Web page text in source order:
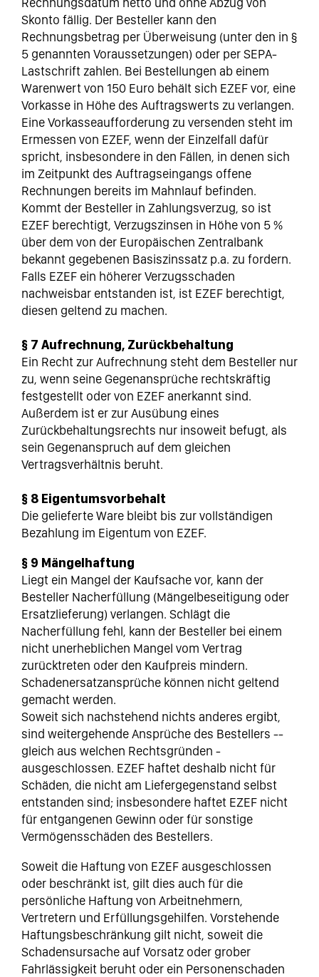
Skonto fällig. Der Besteller kann den
Rechnungsbetrag per Überweisung (unter den in §
5 genannten Voraussetzungen) oder per SEPA-
Lastschrift zahlen. Bei Bestellungen ab einem
Warenwert von 150 Euro behält sich EZEF vor, eine
Vorkasse in Höhe des Auftragswerts zu verlangen.
Eine Vorkasseaufforderung zu versenden steht im
Ermessen von EZEF, wenn der Einzelfall dafür
spricht, insbesondere in den Fällen, in denen sich
im Zeitpunkt des Auftragseingangs offene
Rechnungen bereits im Mahnlauf befinden.
Kommt der Besteller in Zahlungsverzug, so ist
EZEF berechtigt, Verzugszinsen in Höhe von 5 %
über dem von der Europäischen Zentralbank
bekannt gegebenen Basiszinssatz p.a. zu fordern.
Falls EZEF ein höherer Verzugsschaden
nachweisbar entstanden ist, ist EZEF berechtigt,
diesen geltend zu machen.
§ 7 Aufrechnung, Zurückbehaltung
Ein Recht zur Aufrechnung steht dem Besteller nur
zu, wenn seine Gegenansprüche rechtskräftig
festgestellt oder von EZEF anerkannt sind.
Außerdem ist er zur Ausübung eines
Zurückbehaltungsrechts nur insoweit befugt, als
sein Gegenanspruch auf dem gleichen
Vertragsverhältnis beruht.
§ 8 Eigentumsvorbehalt
Die gelieferte Ware bleibt bis zur vollständigen
Bezahlung im Eigentum von EZEF.
§ 9 Mängelhaftung
Liegt ein Mangel der Kaufsache vor, kann der
Besteller Nacherfüllung (Mängelbeseitigung oder
Ersatzlieferung) verlangen. Schlägt die
Nacherfüllung fehl, kann der Besteller bei einem
nicht unerheblichen Mangel vom Vertrag
zurücktreten oder den Kaufpreis mindern.
Schadenersatzansprüche können nicht geltend
gemacht werden.
Soweit sich nachstehend nichts anderes ergibt,
sind weitergehende Ansprüche des Bestellers --
gleich aus welchen Rechtsgründen -
ausgeschlossen. EZEF haftet deshalb nicht für
Schäden, die nicht am Liefergegenstand selbst
entstanden sind; insbesondere haftet EZEF nicht
für entgangenen Gewinn oder für sonstige
Vermögensschäden des Bestellers.
Soweit die Haftung von EZEF ausgeschlossen
oder beschränkt ist, gilt dies auch für die
persönliche Haftung von Arbeitnehmern,
Vertretern und Erfüllungsgehilfen. Vorstehende
Haftungsbeschränkung gilt nicht, soweit die
Schadensursache auf Vorsatz oder grober
Fahrlässigkeit beruht oder ein Personenschaden